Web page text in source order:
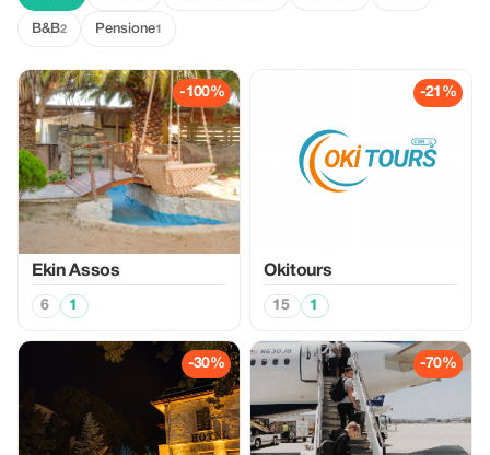
B&B2 Pensione1
-100%
Ekin Assos
6 1
-21%
Okitours
15 1
-30% -70%